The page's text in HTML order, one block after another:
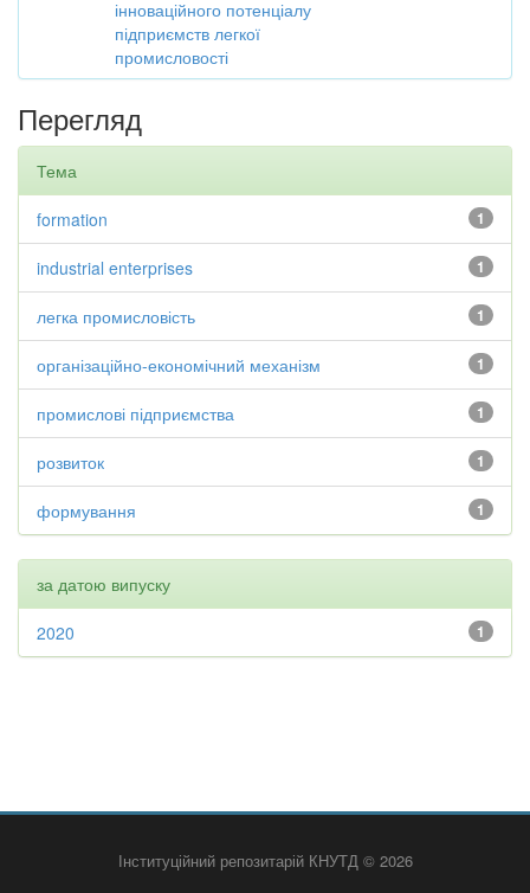
інноваційного потенціалу
підприємств легкої
промисловості
Перегляд
Тема
1
formation
1
industrial enterprises
1
легка промисловість
1
організаційно-економічний механізм
1
промислові підприємства
1
розвиток
1
формування
за датою випуску
1
2020
Інституційний репозитарій КНУТД © 2026